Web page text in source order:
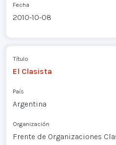
Fecha
2010-10-08
Título
El Clasista
País
Argentina
Organización
Frente de Organizaciones